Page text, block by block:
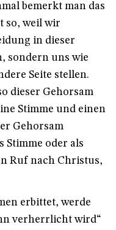
bemerkt man das
so, weil wir
in dieser
sondern uns wie
Seite stellen.
dieser Gehorsam
Stimme und einen
Gehorsam
Stimme oder als
Ruf nach Christus,
erbittet, werde
verherrlicht wird“